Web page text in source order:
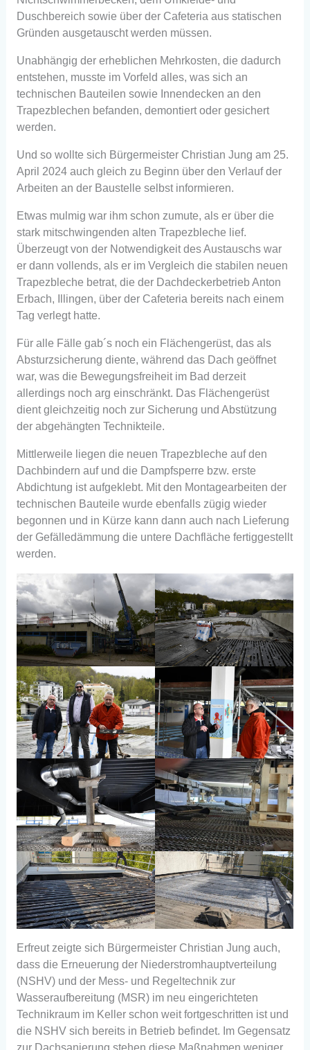
Duschbereich sowie über der Cafeteria aus statischen
Gründen ausgetauscht werden müssen.
Unabhängig der erheblichen Mehrkosten, die dadurch
entstehen, musste im Vorfeld alles, was sich an
technischen Bauteilen sowie Innendecken an den
Trapezblechen befanden, demontiert oder gesichert
werden.
Und so wollte sich Bürgermeister Christian Jung am 25.
April 2024 auch gleich zu Beginn über den Verlauf der
Arbeiten an der Baustelle selbst informieren.
Etwas mulmig war ihm schon zumute, als er über die
stark mitschwingenden alten Trapezbleche lief.
Überzeugt von der Notwendigkeit des Austauschs war
er dann vollends, als er im Vergleich die stabilen neuen
Trapezbleche betrat, die der Dachdeckerbetrieb Anton
Erbach, Illingen, über der Cafeteria bereits nach einem
Tag verlegt hatte.
Für alle Fälle gab´s noch ein Flächengerüst, das als
Absturzsicherung diente, während das Dach geöffnet
war, was die Bewegungsfreiheit im Bad derzeit
allerdings noch arg einschränkt. Das Flächengerüst
dient gleichzeitig noch zur Sicherung und Abstützung
der abgehängten Technikteile.
Mittlerweile liegen die neuen Trapezbleche auf den
Dachbindern auf und die Dampfsperre bzw. erste
Abdichtung ist aufgeklebt. Mit den Montagearbeiten der
technischen Bauteile wurde ebenfalls zügig wieder
begonnen und in Kürze kann dann auch nach Lieferung
der Gefälledämmung die untere Dachfläche fertiggestellt
werden.
Erfreut zeigte sich Bürgermeister Christian Jung auch,
dass die Erneuerung der Niederstromhauptverteilung
(NSHV) und der Mess- und Regeltechnik zur
Wasseraufbereitung (MSR) im neu eingerichteten
Technikraum im Keller schon weit fortgeschritten ist und
die NSHV sich bereits in Betrieb befindet. Im Gegensatz